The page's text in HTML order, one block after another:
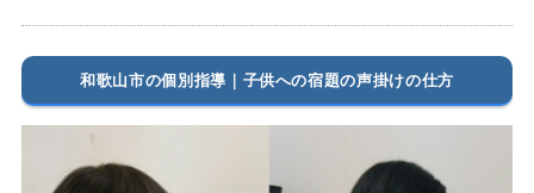
和歌山市の個別指導｜子供への宿題の声掛けの仕方